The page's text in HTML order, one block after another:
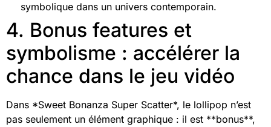
symbolique dans un univers contemporain.
4. Bonus features et
symbolisme : accélérer la
chance dans le jeu vidéo
Dans *Sweet Bonanza Super Scatter*, le lollipop n’est
pas seulement un élément graphique : il est **bonus**,